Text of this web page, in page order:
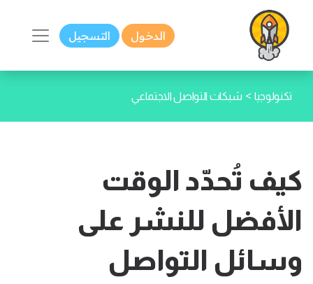
الدخول التسجيل
تكنولوجيا > شبكات التواصل الاجتماعي
كيف تُحدّد الوقت
الأفضل للنشر على
وسائل التواصل